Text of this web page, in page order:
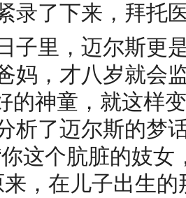
录了下来，拜托
子里，迈尔斯更
妈，才八岁就会
的神童，就这样
析了迈尔斯的梦
这个肮脏的妓
来，在儿子出生